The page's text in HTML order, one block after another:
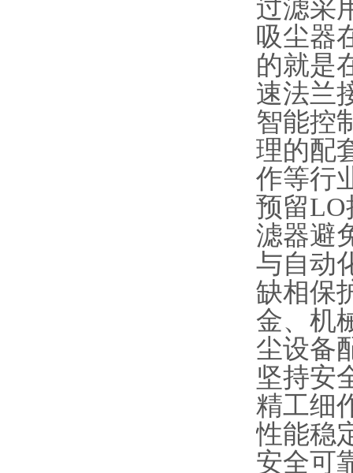
过滤采
吸尘器
的就是
速法兰
智能控
理的配
作等行
预留LO
滤器避
与自动
缺相保
金、机
尘设备
坚持安
精工细
性能稳
安全可